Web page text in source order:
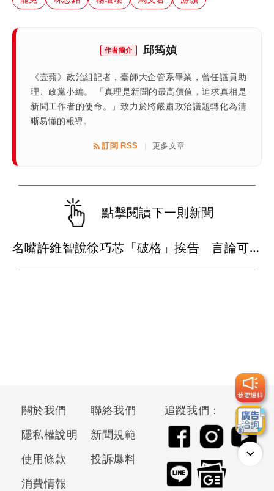
作者簡介 邱筠媜
《壹蘋》政治組記者，臺師大企管系畢業，曾任議員助
理、政黨小編。 「真理是新聞的最高價值，追求真相是
新聞工作者的使命。」致力於將嚴肅政治議題轉化為清
晰易懂的報導。
訂閱 RSS | 更多文章
點擊閱讀下一則新聞
名嘴許維智說徐巧芯「破格」挨告 言論可受公評！不起訴
關於我們
聯絡我們
隱私權說明
新聞規範
使用條款
投訴爆料
消費情報
追蹤我們：